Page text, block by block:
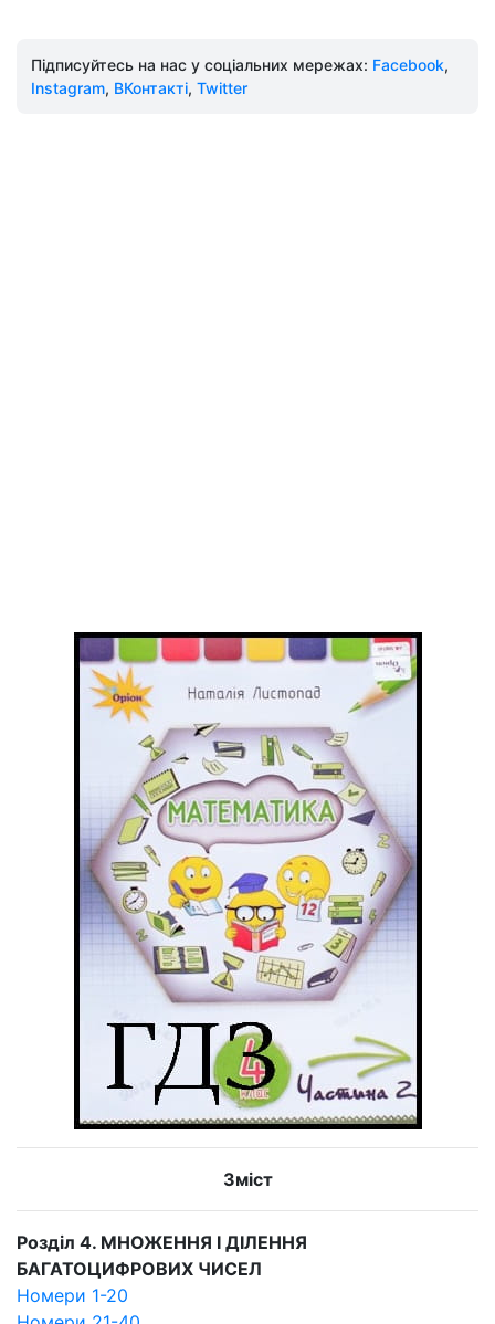
Підписуйтесь на нас у соціальних мережах: Facebook,
Instagram, ВКонтакті, Twitter
Зміст
Розділ 4. МНОЖЕННЯ І ДІЛЕННЯ
БАГАТОЦИФРОВИХ ЧИСЕЛ
Номери 1-20